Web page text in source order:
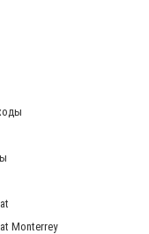
Monterrey